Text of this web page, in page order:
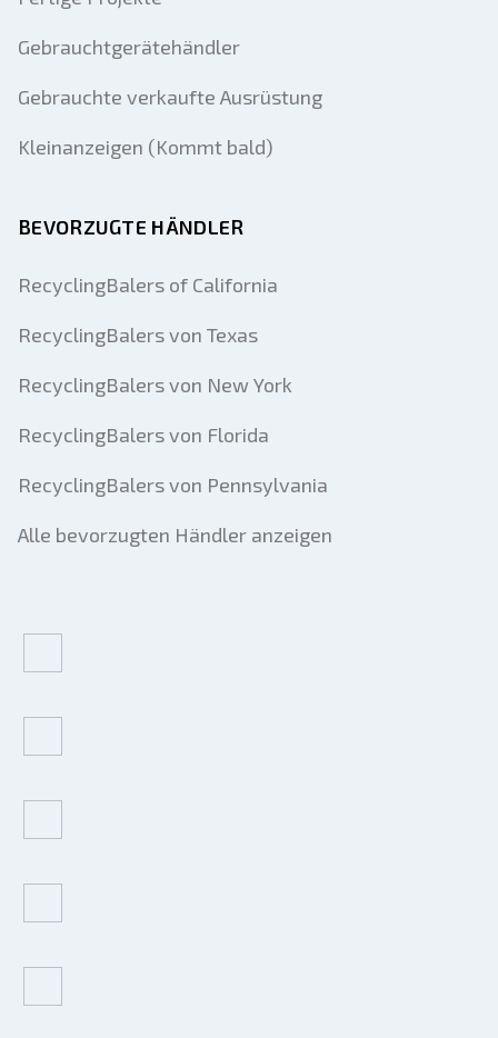
Gebrauchtgerätehändler
Gebrauchte verkaufte Ausrüstung
Kleinanzeigen (Kommt bald)
BEVORZUGTE HÄNDLER
RecyclingBalers of California
RecyclingBalers von Texas
RecyclingBalers von New York
RecyclingBalers von Florida
RecyclingBalers von Pennsylvania
Alle bevorzugten Händler anzeigen